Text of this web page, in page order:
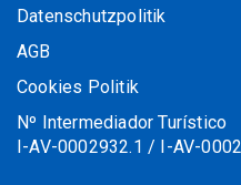
Datenschutzpolitik
AGB
Cookies Politik
Nº Intermediador Turístico
I-AV-0002932.1 / I-AV-